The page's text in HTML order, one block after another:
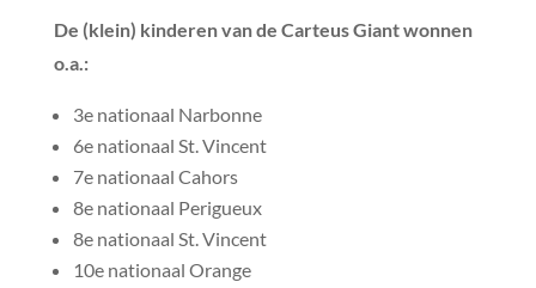
De (klein) kinderen van de Carteus Giant wonnen
o.a.:
3e nationaal Narbonne
6e nationaal St. Vincent
7e nationaal Cahors
8e nationaal Perigueux
8e nationaal St. Vincent
10e nationaal Orange